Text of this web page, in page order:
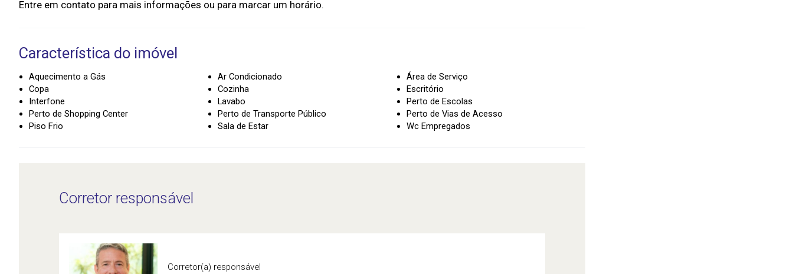
Característica do imóvel
Aquecimento a Gás Ar Condicionado
Área de Serviço
Copa
Cozinha
Escritório
Interfone
Lavabo
Perto de Escolas
Perto de Shopping Center
Perto de Transporte Público
Perto de Vias de Acesso
Piso Frio
Sala de Estar Wc Empregados
Corretor responsável
Corretor(a) responsável